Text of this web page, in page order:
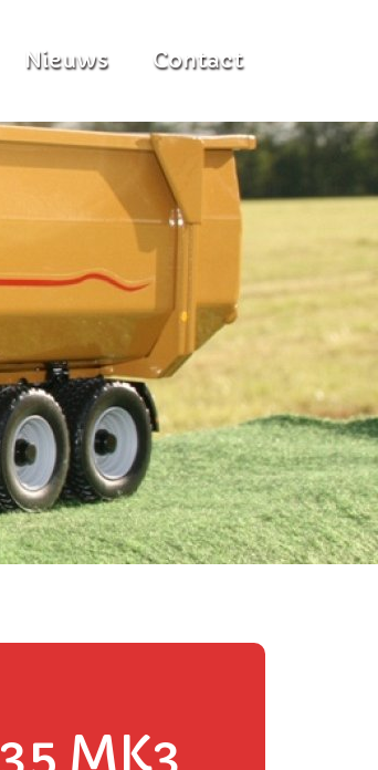
MK3
Nieuws Contact